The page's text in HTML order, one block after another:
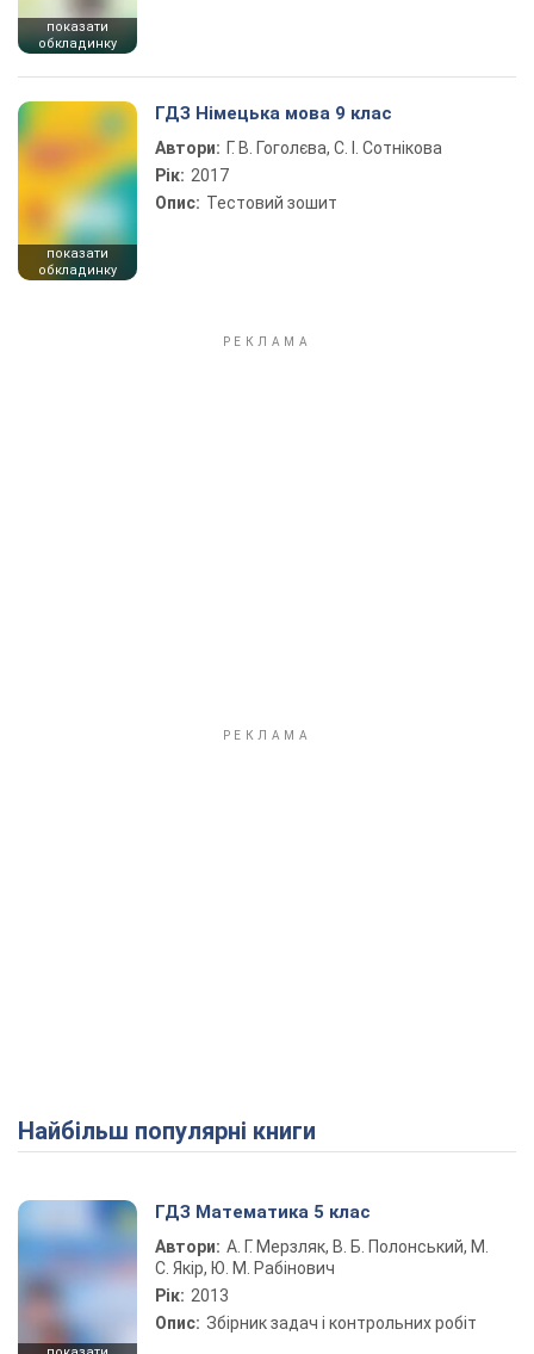
показати
обкладинку
показати
обкладинку
ГДЗ Німецька мова 9 клас
Автори: Г. В. Гоголєва, С. І. Сотнікова
Рік: 2017
Опис: Тестовий зошит
Найбільш популярні книги
ГДЗ Математика 5 клас
Автори: А. Г. Мерзляк, В. Б. Полонський, М.
С. Якір, Ю. М. Рабінович
Рік: 2013
Опис: Збірник задач і контрольних робіт